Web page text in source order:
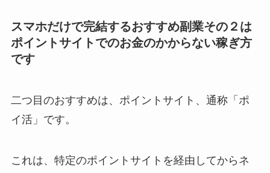
スマホだけで完結するおすすめ副業その２は
ポイントサイトでのお金のかからない稼ぎ方
です
二つ目のおすすめは、ポイントサイト、通称「ポ
イ活」です。
これは、特定のポイントサイトを経由してからネ